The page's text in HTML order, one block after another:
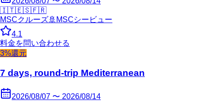
🇮🇹🇪🇸🇫🇷
MSCクルーズ🚢 MSCシービュー
4.1
料金を問い合わせる
3%還元
7 days, round-trip Mediterranean
2026/08/07 〜 2026/08/14